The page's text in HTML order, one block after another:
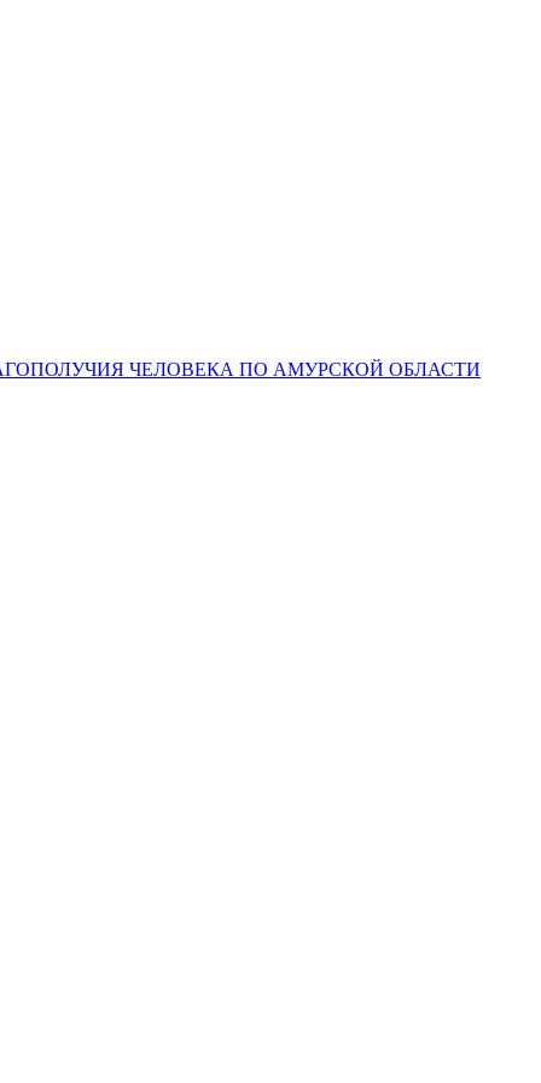
ЧЕЛОВЕКА ПО АМУРСКОЙ ОБЛАСТИ